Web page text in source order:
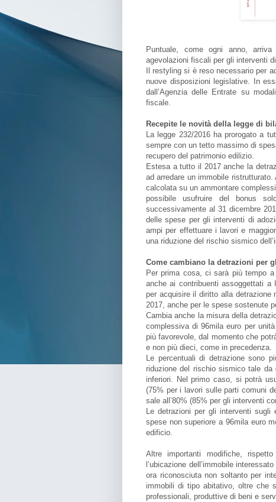
Puntuale, come ogni anno, arriva
agevolazioni fiscali per gli interventi
Il restyling si è reso necessario per
nuove disposizioni legislative. In
dall’Agenzia delle Entrate su
fiscale.
Recepite le novità della legge di
La legge 232/2016 ha prorogato a
sempre con un tetto massimo di
recupero del patrimonio edilizio.
Estesa a tutto il 2017 anche la
ad arredare un immobile
calcolata su un ammontare
possibile usufruire del bonus
successivamente al 31 dicembre
delle spese per gli interventi di
ampi per effettuare i lavori e
una riduzione del rischio sismico
Come cambiano la detrazioni per
Per prima cosa, ci sarà più tempo a
anche ai contribuenti assoggettati
per acquisire il diritto alla detrazione
2017, anche per le spese sostenute
Cambia anche la misura della
complessiva di 96mila euro per
più favorevole, dal momento che
e non più dieci, come in precedenza.
Le percentuali di detrazione sono
riduzione del rischio sismico tale
inferiori. Nel primo caso, si potrà
(75% per i lavori sulle parti comuni
sale all’80% (85% per gli interventi
Le detrazioni per gli interventi sugli
spese non superiore a 96mila euro
edificio.
Altre importanti modifiche,
l’ubicazione dell’immobile
ora riconosciuta non soltanto per
immobili di tipo abitativo, oltre che
professionali, produttive di beni e